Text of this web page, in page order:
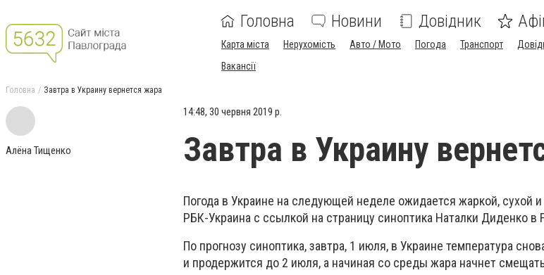
Головна Новини Довідник
Карта міста Нерухомість Авто / Мото Погода Транспорт
Вакансії
Головна Завтра в Украину вернется жара
Алёна Тищенко
14:48, 30 червня 2019 р.
Завтра в Украину
Погода в Украине на следующей неделе ожидается жаркой, сухой
РБК-Украина с ссылкой на страницу синоптика Наталки Диденко в
По прогнозу синоптика, завтра, 1 июля, в Украине температура
и продержится до 2 июля, а начиная со среды жара начнет